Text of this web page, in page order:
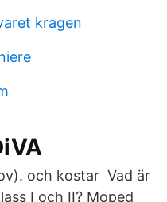
kragen
och kostar Vad är
I och II? Moped